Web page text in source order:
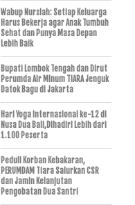
Wabup Nursiah: Setiap Keluarga
Harus Bekerja agar Anak Tumbuh
Sehat dan Punya Masa Depan
Lebih Baik
Bupati Lombok Tengah dan Dirut
Perumda Air Minum TIARA Jenguk
Datok Bagu di Jakarta
Hari Yoga Internasional ke-12 di
Nusa Dua Bali,Dihadiri Lebih dari
1.100 Peserta
Peduli Korban Kebakaran,
PERUMDAM Tiara Salurkan CSR
dan Jamin Kelanjutan
Pengobatan Dua Santri